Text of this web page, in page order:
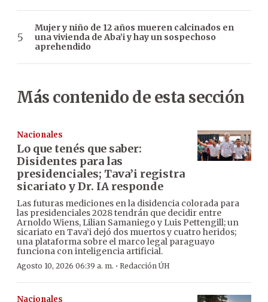
Mujer y niño de 12 años mueren calcinados en
una vivienda de Aba’i y hay un sospechoso
aprehendido
Más contenido de esta sección
Nacionales
Lo que tenés que saber:
Disidentes para las
presidenciales; Tava’i registra
sicariato y Dr. IA responde
Las futuras mediciones en la disidencia colorada para
las presidenciales 2028 tendrán que decidir entre
Arnoldo Wiens, Lilian Samaniego y Luis Pettengill; un
sicariato en Tava’i dejó dos muertos y cuatro heridos;
una plataforma sobre el marco legal paraguayo
funciona con inteligencia artificial.
Agosto 10, 2026 06:39 a. m. · Redacción ÚH
Nacionales